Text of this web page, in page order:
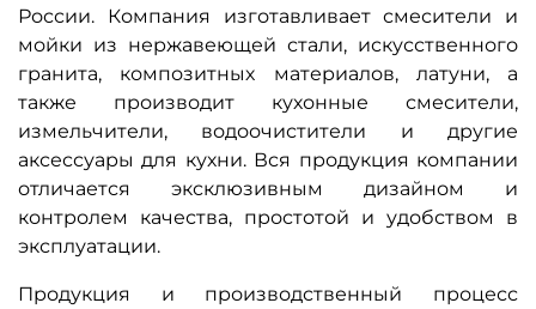
России. Компания изготавливает смесители и
мойки из нержавеющей стали, искусственного
гранита, композитных материалов, латуни, а
также производит кухонные смесители,
измельчители, водоочистители и другие
аксессуары для кухни. Вся продукция компании
отличается эксклюзивным дизайном и
контролем качества, простотой и удобством в
эксплуатации.
Продукция и производственный процесс